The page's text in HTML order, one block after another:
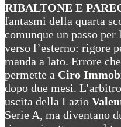
RIBALTONE E
fantasmi della quarta
comunque un passo
verso l’esterno: rigore
manda a lato. Errore
permette a Ciro
dopo due mesi. L’arbitro
uscita della Lazio
Serie A, ma diventano